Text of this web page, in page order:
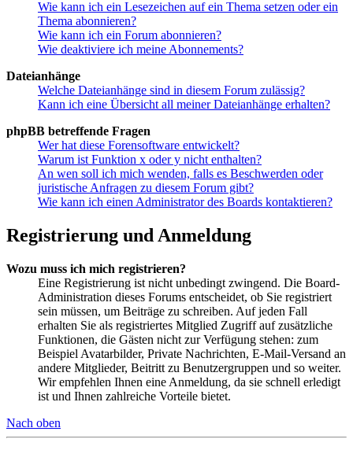
Wie kann ich ein Lesezeichen auf ein Thema setzen oder ein
Thema abonnieren?
Wie kann ich ein Forum abonnieren?
Wie deaktiviere ich meine Abonnements?
Dateianhänge
Welche Dateianhänge sind in diesem Forum zulässig?
Kann ich eine Übersicht all meiner Dateianhänge erhalten?
phpBB betreffende Fragen
Wer hat diese Forensoftware entwickelt?
Warum ist Funktion x oder y nicht enthalten?
An wen soll ich mich wenden, falls es Beschwerden oder
juristische Anfragen zu diesem Forum gibt?
Wie kann ich einen Administrator des Boards kontaktieren?
Registrierung und Anmeldung
Wozu muss ich mich registrieren?
Eine Registrierung ist nicht unbedingt zwingend. Die Board-
Administration dieses Forums entscheidet, ob Sie registriert
sein müssen, um Beiträge zu schreiben. Auf jeden Fall
erhalten Sie als registriertes Mitglied Zugriff auf zusätzliche
Funktionen, die Gästen nicht zur Verfügung stehen: zum
Beispiel Avatarbilder, Private Nachrichten, E-Mail-Versand an
andere Mitglieder, Beitritt zu Benutzergruppen und so weiter.
Wir empfehlen Ihnen eine Anmeldung, da sie schnell erledigt
ist und Ihnen zahlreiche Vorteile bietet.
Nach oben